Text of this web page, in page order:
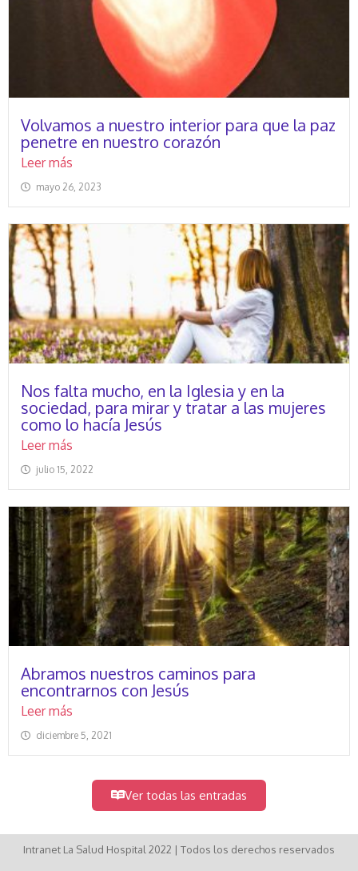
Volvamos a nuestro interior para que la paz
penetre en nuestro corazón
Leer más
mayo 26, 2023
Nos falta mucho, en la Iglesia y en la
sociedad, para mirar y tratar a las mujeres
como lo hacía Jesús
Leer más
julio 15, 2022
Abramos nuestros caminos para
encontrarnos con Jesús
Leer más
diciembre 5, 2021
Ver todas las entradas
Intranet La Salud Hospital 2022 | Todos los derechos reservados